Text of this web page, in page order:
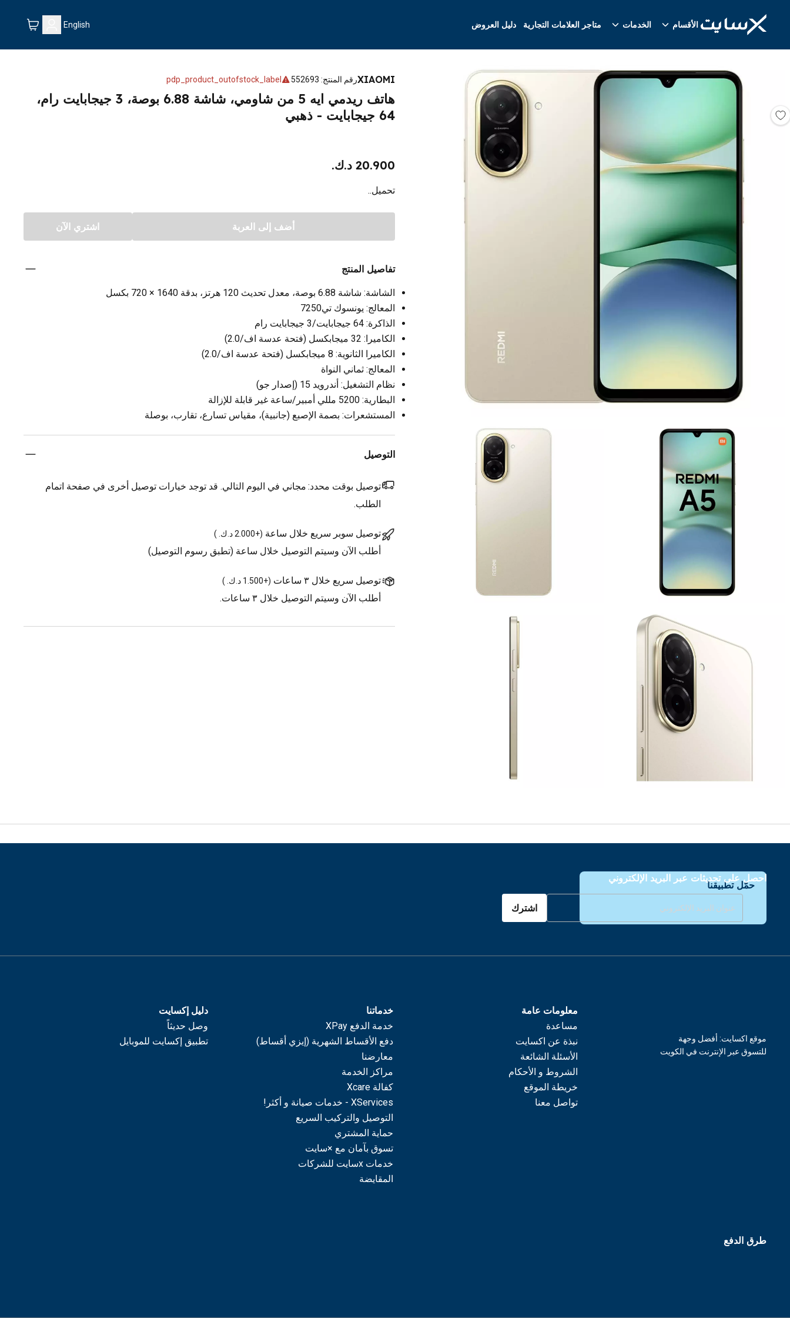
الأقسام الخدمات متاجر العلامات التجارية دليل العروض English
XIAOMIرقم المنتج:
552693
pdp_product_outofstock_label
هاتف ريدمي ايه 5 من شاومي، شاشة 6.88 بوصة، 3 جيجابايت رام،
64 جيجابايت - ذهبي
20.900 د.ك.
تحميل..
أضف إلى العربة اشتري الآن
تفاصيل المنتج
الشاشة: شاشة 6.88 بوصة، معدل تحديث 120 هرتز، بدقة 1640 × 720 بكسل
المعالج: يونسوك تي7250
الذاكرة: 64 جيجابايت/3 جيجابايت رام
الكاميرا: 32 ميجابكسل (فتحة عدسة اف/2.0)
الكاميرا الثانوية: 8 ميجابكسل (فتحة عدسة اف/2.0)
المعالج: ثماني النواة
نظام التشغيل: أندرويد 15 (إصدار جو)
البطارية: 5200 مللي أمبير/ساعة غير قابلة للإزالة
المستشعرات: بصمة الإصبع (جانبية)، مقياس تسارع، تقارب، بوصلة
التوصيل
توصيل بوقت محدد: مجاني في اليوم التالي. قد توجد خيارات توصيل أخرى في صفحة اتمام
الطلب.
توصيل سوبر سريع خلال ساعة (+2.000 د.ك. )
أطلب الآن وسيتم التوصيل خلال ساعة (تطبق رسوم التوصيل)
توصيل سريع خلال ٣ ساعات (+1.500 د.ك. )
أطلب الآن وسيتم التوصيل خلال ٣ ساعات.
حمّل تطبيقنا
احصل على تحديثات عبر البريد الإلكتروني
اشترك
معلومات عامة
مساعدة
نبذة عن اكسايت
الأسئلة الشائعة
الشروط و الأحكام
خريطة الموقع
تواصل معنا
خدماتنا
خدمة الدفع XPay
دفع الأقساط الشهرية (إيزي أقساط)
معارضنا
مراكز الخدمة
كفالة Xcare
XServices - خدمات صيانة و أكثر!
التوصيل والتركيب السريع
حماية المشتري
تسوق بآمان مع ×سايت
خدمات xسايت للشركات
المقايضة
دليل إكسايت
وصل حديثاً
تطبيق إكسايت للموبايل
موقع اكسايت: أفضل وجهة
للتسوق عبر الإنترنت في الكويت
طرق الدفع